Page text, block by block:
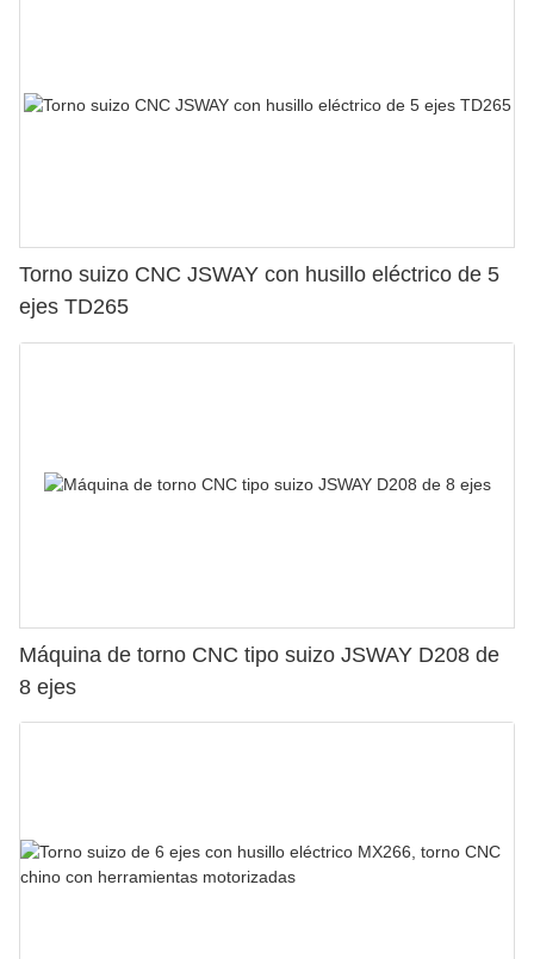
Torno suizo CNC JSWAY con husillo eléctrico de 5
ejes TD265
Máquina de torno CNC tipo suizo JSWAY D208 de
8 ejes